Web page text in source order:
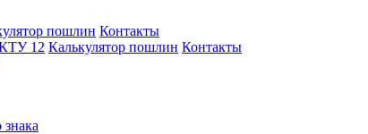
пошлин Контакты
12 Калькулятор пошлин Контакты